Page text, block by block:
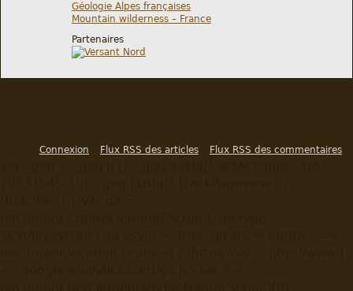
Géologie Alpes françaises
Mountain wilderness – France
Partenaires
Connexion Flux RSS des articles Flux RSS des commentaires